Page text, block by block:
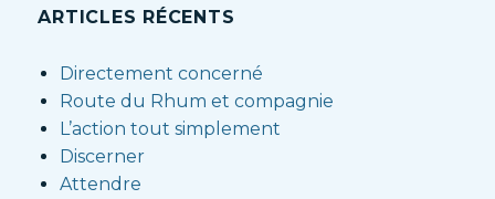
ARTICLES RÉCENTS
Directement concerné
Route du Rhum et compagnie
L’action tout simplement
Discerner
Attendre